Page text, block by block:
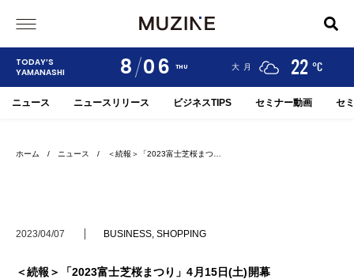
TODAY’S
YAMANASHI
8 06 THU
甲府 河口湖 大月 22 °C
ニュース ニュースリリース ビジネスTIPS セミナー動画 セ
ホーム / ニュース / ＜続報＞「2023富士芝桜まつ…
2023/04/07 BUSINESS, SHOPPING
＜続報＞「2023富士芝桜まつり」4月15日(土)開幕